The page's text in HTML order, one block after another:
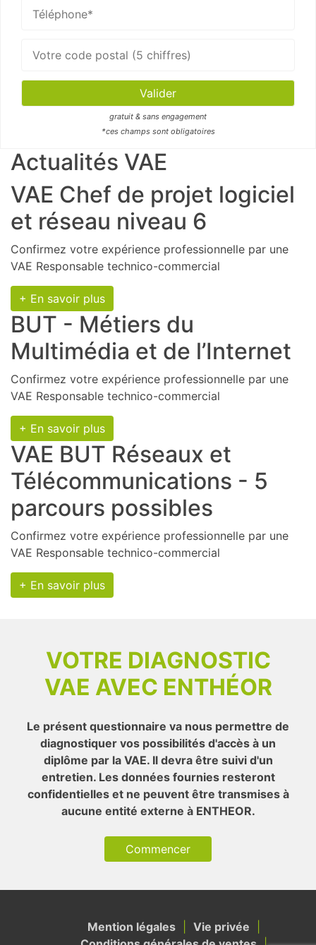
gratuit & sans engagement
*ces champs sont obligatoires
Actualités VAE
VAE Chef de projet logiciel
et réseau niveau 6
Confirmez votre expérience professionnelle par une
VAE Responsable technico-commercial
+ En savoir plus
BUT - Métiers du
Multimédia et de l’Internet
Confirmez votre expérience professionnelle par une
VAE Responsable technico-commercial
+ En savoir plus
VAE BUT Réseaux et
Télécommunications - 5
parcours possibles
Confirmez votre expérience professionnelle par une
VAE Responsable technico-commercial
+ En savoir plus
VOTRE DIAGNOSTIC
VAE AVEC ENTHÉOR
Le présent questionnaire va nous permettre de
diagnostiquer vos possibilités d'accès à un
diplôme par la VAE. Il devra être suivi d'un
entretien. Les données fournies resteront
confidentielles et ne peuvent être transmises à
aucune entité externe à ENTHEOR.
Commencer
Mention légales
Vie privée